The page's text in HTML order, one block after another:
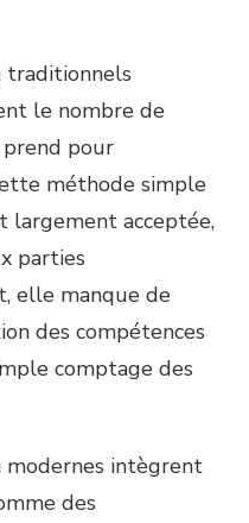
traditionnels
le nombre de
pour
méthode simple
largement acceptée,
parties
elle manque de
des compétences
comptage des
modernes intègrent
des